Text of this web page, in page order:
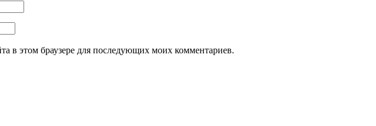
в этом браузере для последующих моих комментариев.